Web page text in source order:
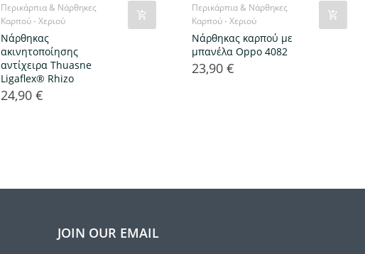
Περικάρπια & Νάρθηκες
Καρπού - Χεριού
Νάρθηκας
ακινητοποίησης
αντίχειρα Thuasne
Ligaflex® Rhizo
Τιμή
24,90 €
Περικάρπια & Νάρθηκες
Καρπού - Χεριού
Νάρθηκας καρπού με
μπανέλα Oppo 4082
Τιμή
23,90 €
JOIN OUR EMAIL